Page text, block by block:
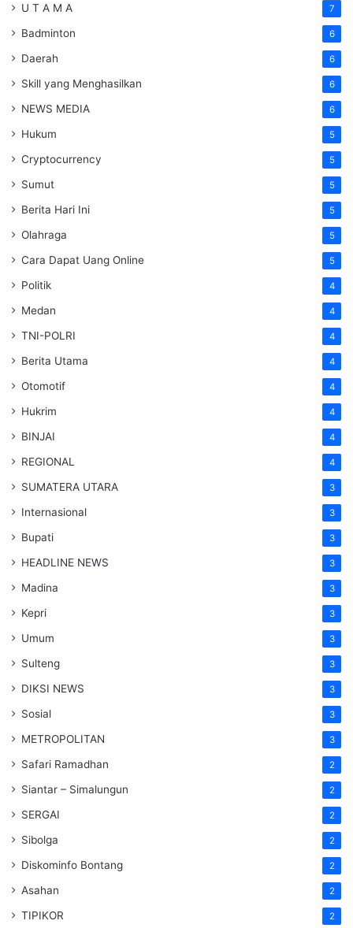
U T A M A 7
Badminton 6
Daerah 6
Skill yang Menghasilkan 6
NEWS MEDIA 6
Hukum 5
Cryptocurrency 5
Sumut 5
Berita Hari Ini 5
Olahraga 5
Cara Dapat Uang Online 5
Politik 4
Medan 4
TNI-POLRI 4
Berita Utama 4
Otomotif 4
Hukrim 4
BINJAI 4
REGIONAL 4
SUMATERA UTARA 3
Internasional 3
Bupati 3
HEADLINE NEWS 3
Madina 3
Kepri 3
Umum 3
Sulteng 3
DIKSI NEWS 3
Sosial 3
METROPOLITAN 3
Safari Ramadhan 2
Siantar – Simalungun 2
SERGAI 2
Sibolga 2
Diskominfo Bontang 2
Asahan 2
TIPIKOR 2